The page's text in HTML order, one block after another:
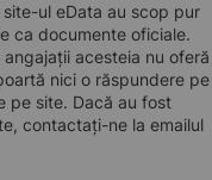
ul eData au scop pur
ca documente oficiale.
acesteia nu oferă
nici o răspundere pe
pe site. Dacă au fost
contactați-ne la emailul